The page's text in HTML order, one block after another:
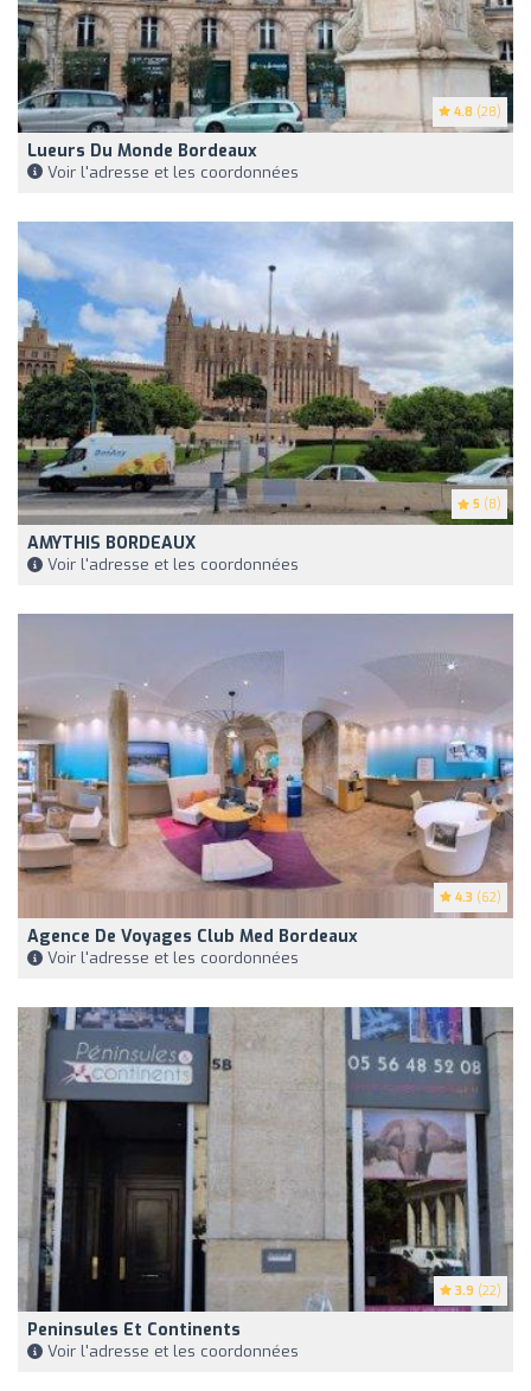
4.8 (28)
Lueurs Du Monde Bordeaux
Voir l'adresse et les coordonnées
5 (8)
AMYTHIS BORDEAUX
Voir l'adresse et les coordonnées
4.3 (62)
Agence De Voyages Club Med Bordeaux
Voir l'adresse et les coordonnées
3.9 (22)
Peninsules Et Continents
Voir l'adresse et les coordonnées